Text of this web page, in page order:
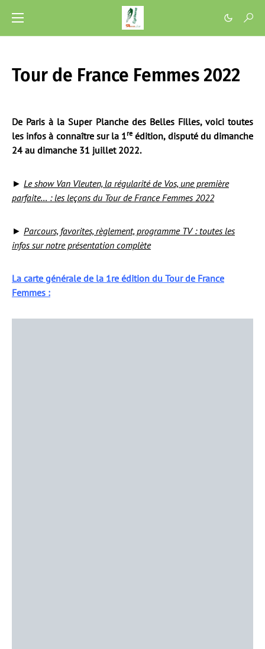
Tour de France Femmes 2022
De Paris à la Super Planche des Belles Filles, voici toutes
les infos à connaître sur la 1re édition, disputé du dimanche
24 au dimanche 31 juillet 2022.
► Le show Van Vleuten, la régularité de Vos, une première
parfaite… : les leçons du Tour de France Femmes 2022
► Parcours, favorites, règlement, programme TV : toutes les
infos sur notre présentation complète
La carte générale de la 1re édition du Tour de France
Femmes :